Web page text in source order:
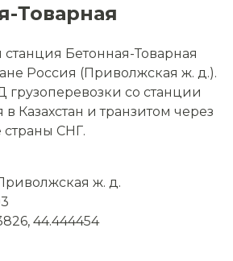
Товарная
Бетонная-Товарная
Россия (Приволжская ж. д.).
со станции
Казахстан и транзитом через
страны СНГ.
ж. д.
44.444454